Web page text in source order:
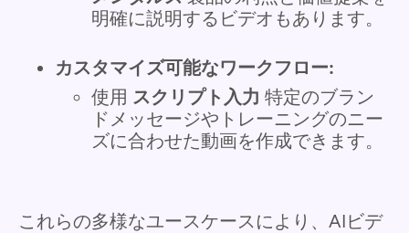
明確に説明するビデオもあります。
カスタマイズ可能なワークフロー:
使用 スクリプト入力 特定のブラン
ドメッセージやトレーニングのニー
ズに合わせた動画を作成できます。
これらの多様なユースケースにより、AIビデ